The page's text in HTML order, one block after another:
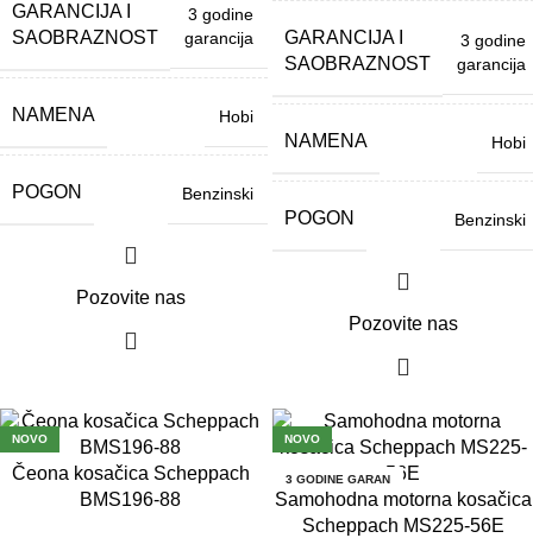
GARANCIJA I
SAOBRAZNOST
3 godine
garancija
NAMENA Hobi
POGON Benzinski
Pozovite nas
GARANCIJA I
SAOBRAZNOST
3 godine
garancija
NAMENA Hobi
POGON Benzinski
Pozovite nas
NOVO
3 GODINE GARAN
Čeona kosačica Scheppach
BMS196-88
NOVO
3 GODINE GARAN
CIJA
Samohodna motorna kosačica
Scheppach MS225-56E